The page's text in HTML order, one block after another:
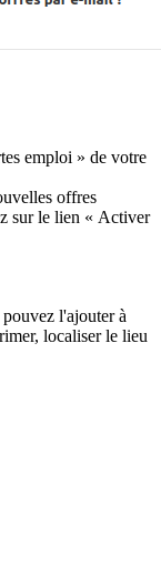
emploi » de votre
offres
sur le lien « Activer
l'ajouter à
localiser le lieu